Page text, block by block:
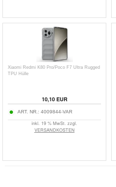
Xiaomi Redmi K80 Pro/Poco F7 Ultra Rugged
TPU Hülle
10,10EUR
ART. NR.: 4009844-VAR
inkl. 19 % MwSt. zzgl.
VERSANDKOSTEN